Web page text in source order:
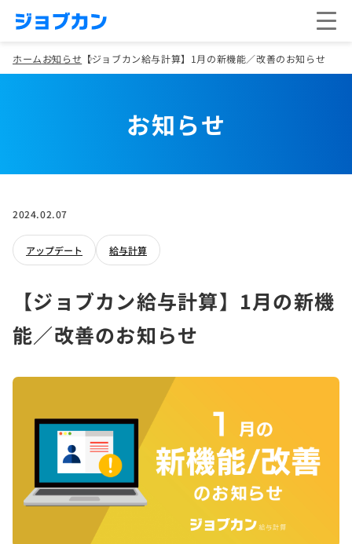
ホームお知らせ 【ジョブカン給与計算】1月の新機能／改善のお知らせ
お知らせ
2024.02.07
アップデート 給与計算
【ジョブカン給与計算】1月の新機
能／改善のお知らせ